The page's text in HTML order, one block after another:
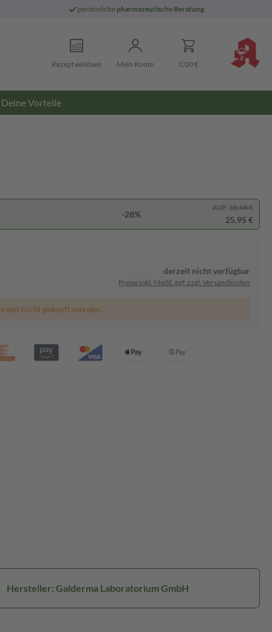
persönliche pharmazeutische Beratung
Rezept einlösen Mein Konto 0,00 €
Deine Vorteile
-28%
AVP: 35,98 €
25,95 €
derzeit nicht verfügbar
Preise inkl. MwSt. ggf. zzgl. Versandkosten
nicht gekauft werden.
Hersteller: Galderma Laboratorium GmbH